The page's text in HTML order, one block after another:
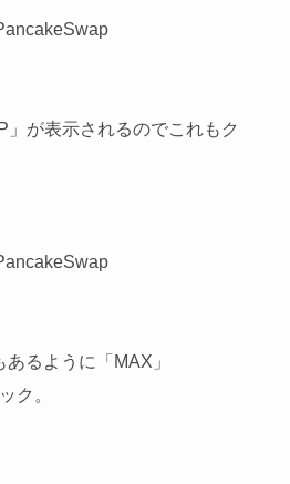
」が表示されるのでこれもク
るように「MAX」
ク。